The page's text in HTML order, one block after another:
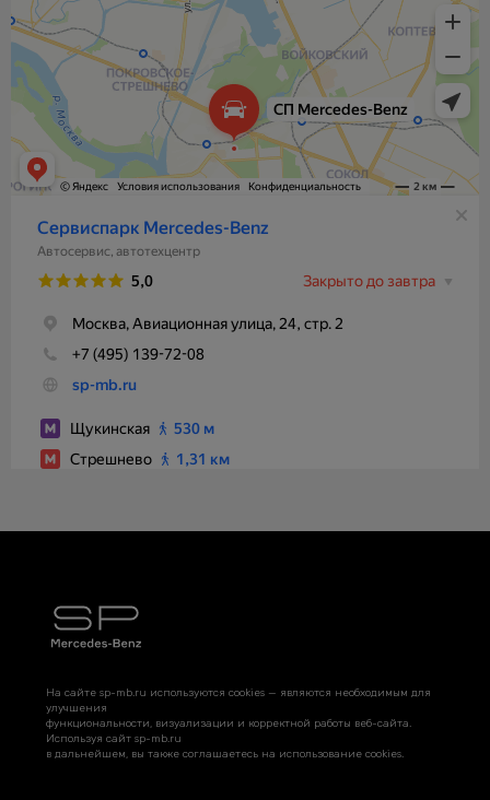
На сайте sp-mb.ru используются cookies — являются необходимым для
улучшения
функциональности, визуализации и корректной работы веб-сайта.
Используя сайт sp-mb.ru
в дальнейшем, вы также соглашаетесь на использование cookies.